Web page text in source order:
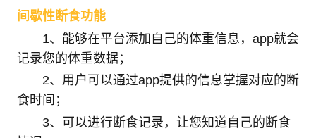
间歇性断食功能
1、能够在平台添加自己的体重信息，app就会
记录您的体重数据；
2、用户可以通过app提供的信息掌握对应的断
食时间；
3、可以进行断食记录，让您知道自己的断食